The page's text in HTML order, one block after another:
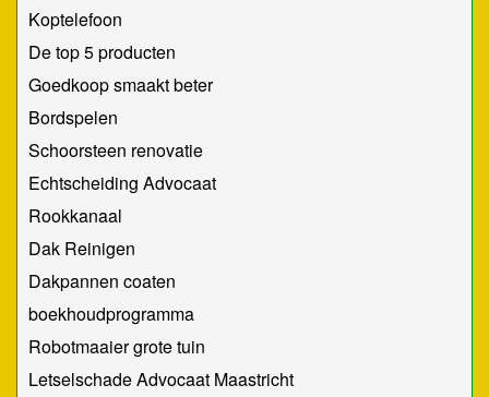
Koptelefoon
De top 5 producten
Goedkoop smaakt beter
Bordspelen
Schoorsteen renovatie
Echtscheiding Advocaat
Rookkanaal
Dak Reinigen
Dakpannen coaten
boekhoudprogramma
Robotmaaier grote tuin
Letselschade Advocaat Maastricht